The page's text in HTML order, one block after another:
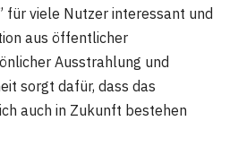
für viele Nutzer interessant und
aus öffentlicher
Ausstrahlung und
sorgt dafür, dass das
auch in Zukunft bestehen